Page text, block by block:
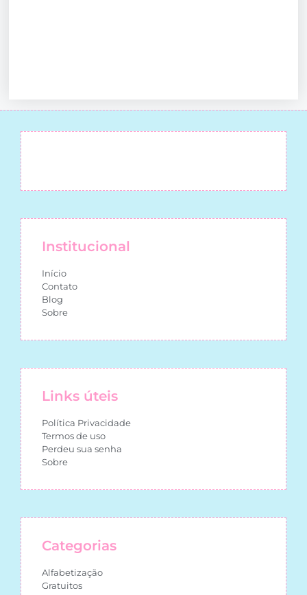
Institucional
Início
Contato
Blog
Sobre
Links úteis
Política Privacidade
Termos de uso
Perdeu sua senha
Sobre
Categorias
Alfabetização
Gratuitos